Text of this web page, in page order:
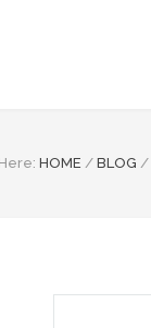
HOME / BLOG /